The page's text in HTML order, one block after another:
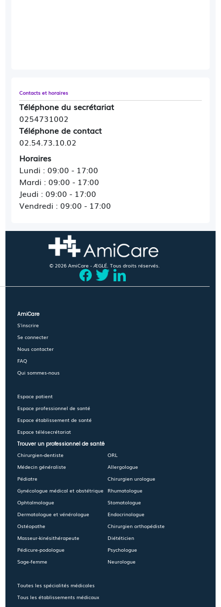
Contacts et horaires
Téléphone du secrétariat
0254731002
Téléphone de contact
02.54.73.10.02
Horaires
Lundi : 09:00 - 17:00
Mardi : 09:00 - 17:00
Jeudi : 09:00 - 17:00
Vendredi : 09:00 - 17:00
© 2026 AmiCare - ÆGLÉ. Tous droits réservés.
AmiCare
S'inscrire
Se connecter
Nous contacter
FAQ
Qui sommes-nous
Espace patient
Espace professionnel de santé
Espace établissement de santé
Espace télésecrétariat
Trouver un professionnel de santé
Chirurgien-dentiste
Médecin généraliste
Pédiatre
Gynécologue médical et obstétrique
Ophtalmologue
Dermatologue et vénérologue
Ostéopathe
Masseur-kinésithérapeute
Pédicure-podologue
Sage-femme
Toutes les spécialités médicales
Tous les établissements médicaux
ORL
Allergologue
Chirurgien urologue
Rhumatologue
Stomatologue
Endocrinologue
Chirurgien orthopédiste
Diététicien
Psychologue
Neurologue